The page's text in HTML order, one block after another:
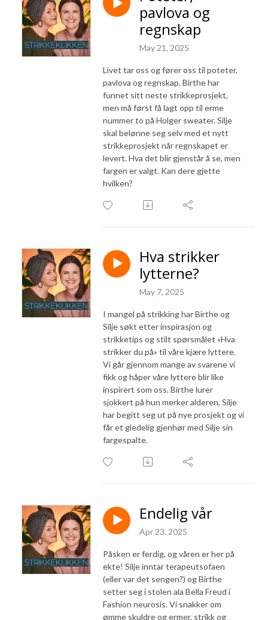
pavlova og
regnskap
May 21, 2025
Livet tar oss og fører oss til poteter,
pavlova og regnskap. Birthe har
funnet sitt neste strikkeprosjekt,
men må først få lagt opp til erme
nummer to på Holger sweater. Silje
skal belønne seg selv med et nytt
strikkeprosjekt når regnskapet er
levert. Hva det blir gjenstår å se, men
fargen er valgt. Kan dere gjette
hvilken?
Hva strikker
lytterne?
May 7, 2025
I mangel på strikking har Birthe og
Silje søkt etter inspirasjon og
strikketips og stilt spørsmålet «Hva
strikker du på» til våre kjære lyttere.
Vi går gjennom mange av svarene vi
fikk og håper våre lyttere blir like
inspirert som oss. Birthe lurer
sjokkert på hun merker alderen, Silje
har begitt seg ut på nye prosjekt og vi
får et gledelig gjenhør med Silje sin
fargespalte.
Endelig vår
Apr 23, 2025
Påsken er ferdig, og våren er her på
ekte! Silje inntar terapeutsofaen
(eller var det sengen?) og Birthe
setter seg i stolen ala Bella Freud i
Fashion neurosis. Vi snakker om
ømme skuldre og ermer, strikk og